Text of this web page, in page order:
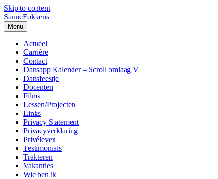
Skip to content
SanneFokkens
Menu
Actueel
Carrière
Contact
Dansapp Kalender – Scroll omlaag V
Dansfeestje
Docenten
Films
Lessen/Projecten
Links
Privacy Statement
Privacyverklaring
Privéleven
Testimonials
Trakteren
Vakanties
Wie ben ik